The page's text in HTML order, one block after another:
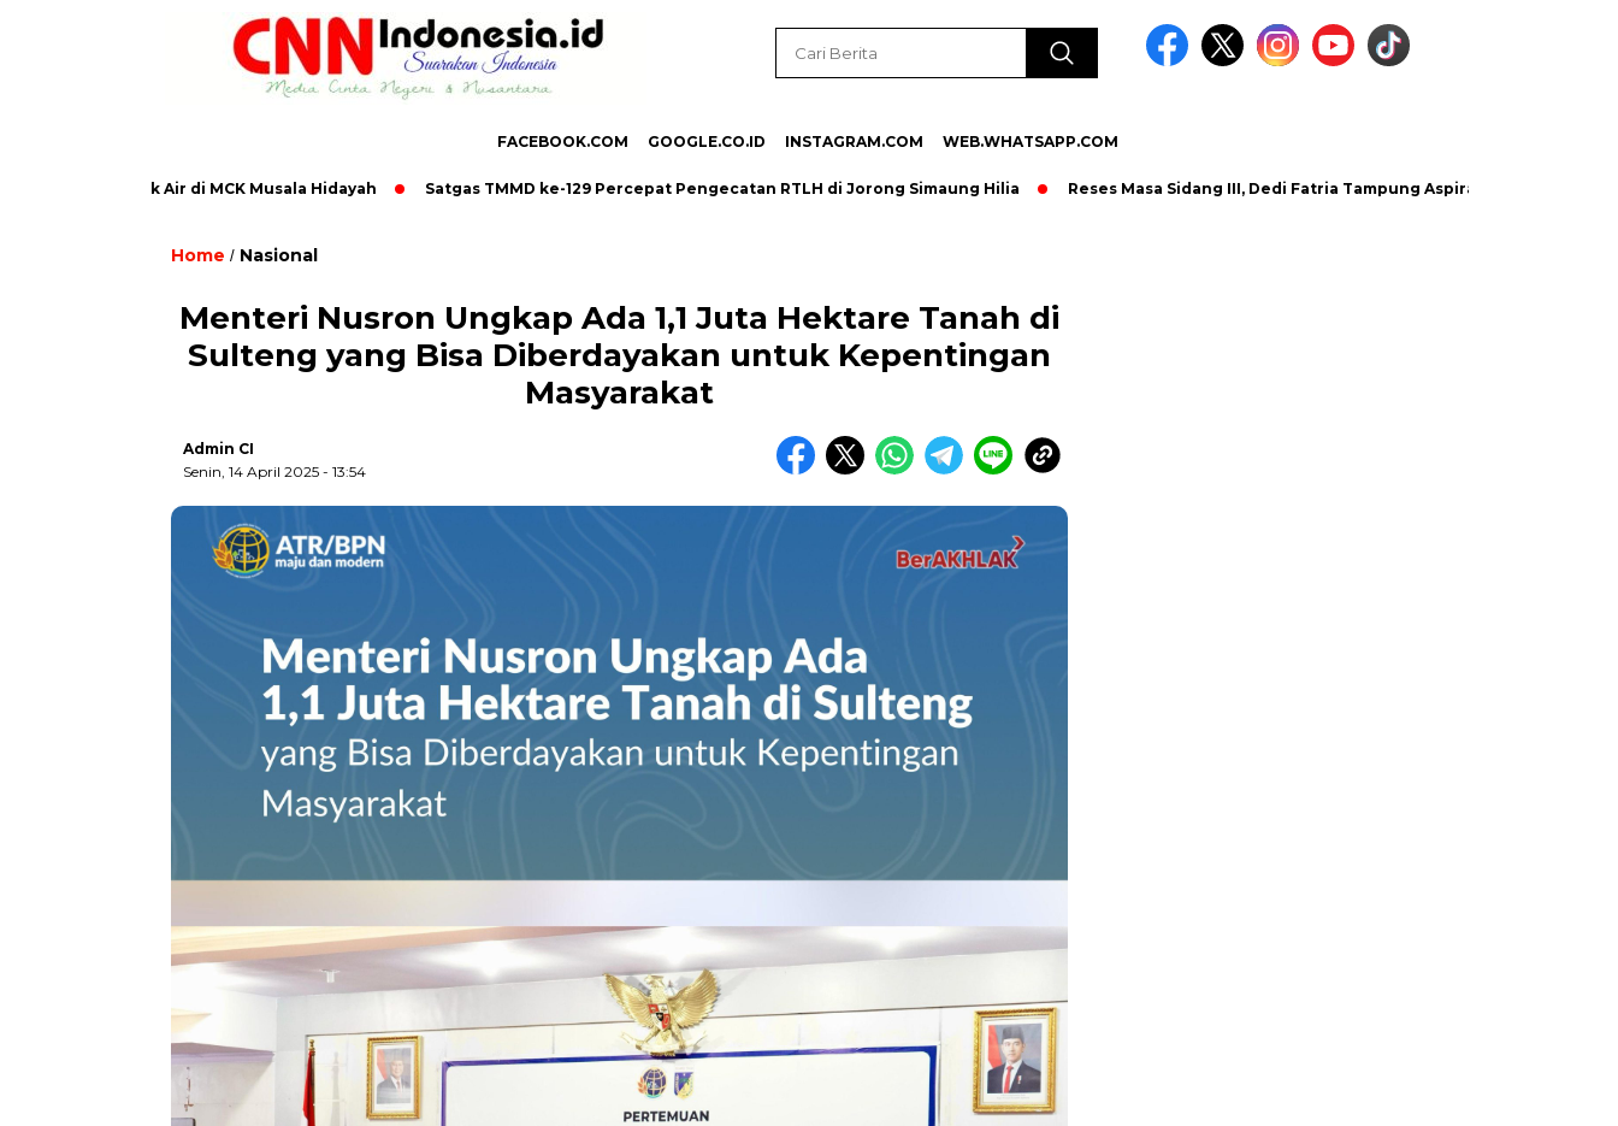
FACEBOOK.COM GOOGLE.CO.ID INSTAGRAM.COM WEB.WHATSAPP.COM
Bak Air di MCK Musala Hidayah Satgas TMMD ke-129 Percepat Pengecatan RTLH di Jorong Simaung Hilia Reses Masa Sidang III, Dedi Fatria Tampung Aspirasi Masyarakat Bidang
Home / Nasional
Menteri Nusron Ungkap Ada 1,1 Juta Hektare Tanah di
Sulteng yang Bisa Diberdayakan untuk Kepentingan
Masyarakat
Admin CI
Senin, 14 April 2025 - 13:54